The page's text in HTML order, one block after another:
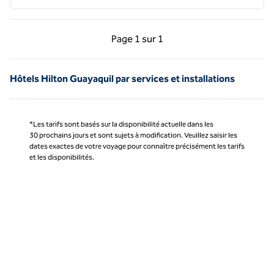
Page 1 sur 1
Page précédente, 1 sur 1
Page 1 sur 1
Hôtels Hilton Guayaquil par services et installations
*Les tarifs sont basés sur la disponibilité actuelle dans les
30 prochains jours et sont sujets à modification. Veuillez saisir les
dates exactes de votre voyage pour connaître précisément les tarifs
et les disponibilités.